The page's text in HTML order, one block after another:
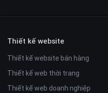
Thiết kế website
Thiết kế website bán hàng
Thiết kế web thời trang
Thiết kế web doanh nghiệp